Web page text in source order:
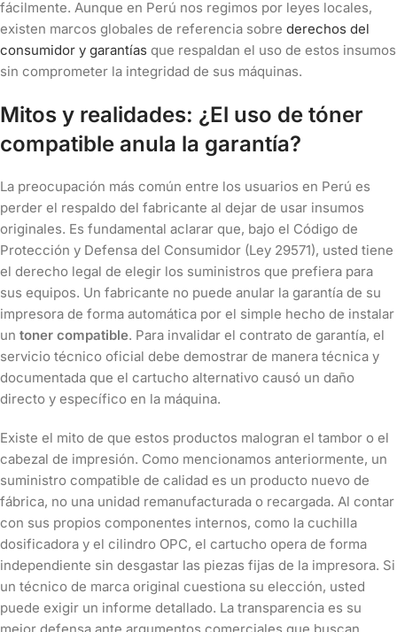
fácilmente. Aunque en Perú nos regimos por leyes locales,
existen marcos globales de referencia sobre derechos del
consumidor y garantías que respaldan el uso de estos insumos
sin comprometer la integridad de sus máquinas.
Mitos y realidades: ¿El uso de tóner
compatible anula la garantía?
La preocupación más común entre los usuarios en Perú es
perder el respaldo del fabricante al dejar de usar insumos
originales. Es fundamental aclarar que, bajo el Código de
Protección y Defensa del Consumidor (Ley 29571), usted tiene
el derecho legal de elegir los suministros que prefiera para
sus equipos. Un fabricante no puede anular la garantía de su
impresora de forma automática por el simple hecho de instalar
un toner compatible. Para invalidar el contrato de garantía, el
servicio técnico oficial debe demostrar de manera técnica y
documentada que el cartucho alternativo causó un daño
directo y específico en la máquina.
Existe el mito de que estos productos malogran el tambor o el
cabezal de impresión. Como mencionamos anteriormente, un
suministro compatible de calidad es un producto nuevo de
fábrica, no una unidad remanufacturada o recargada. Al contar
con sus propios componentes internos, como la cuchilla
dosificadora y el cilindro OPC, el cartucho opera de forma
independiente sin desgastar las piezas fijas de la impresora. Si
un técnico de marca original cuestiona su elección, usted
puede exigir un informe detallado. La transparencia es su